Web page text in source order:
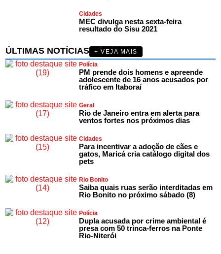
Cidades
MEC divulga nesta sexta-feira
resultado do Sisu 2021
ÚLTIMAS NOTÍCIAS
+ VEJA MAIS
Polícia
PM prende dois homens e apreende
adolescente de 16 anos acusados por
tráfico em Itaboraí
Geral
Rio de Janeiro entra em alerta para
ventos fortes nos próximos dias
Cidades
Para incentivar a adoção de cães e
gatos, Maricá cria catálogo digital dos
pets
Rio Bonito
Saiba quais ruas serão interditadas em
Rio Bonito no próximo sábado (8)
Polícia
Dupla acusada por crime ambiental é
presa com 50 trinca-ferros na Ponte
Rio-Niterói